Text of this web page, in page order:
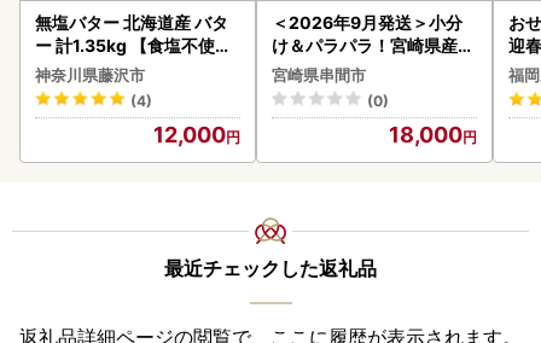
無塩バター 北海道産 バタ
ー 計1.35kg 【食塩不使用
】
神奈川県藤沢市
(4)
12,000
＜2026年9月発送＞小分
け＆パラパラ！宮崎県産鶏
ももカット合計3kg_K043
-009-2609
宮崎県串間市
(0)
18,000
お
迎
福
最近チェックした返礼品
返礼品詳細ページの閲覧で、ここに履歴が表示されます。